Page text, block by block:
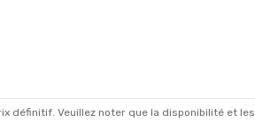
définitif. Veuillez noter que la disponibilité et les